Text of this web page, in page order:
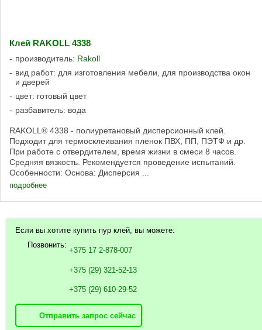
Клей RAKOLL 4338
производитель: Rakoll
вид работ: для изготовления мебели, для производства окон
и дверей
цвет: готовый цвет
разбавитель: вода
RAKOLL® 4338 - полиуретановый дисперсионный клей.
Подходит для термосклеивания пленок ПВХ, ПП, ПЭТФ и др.
При работе с отвердителем, время жизни в смеси 8 часов.
Средняя вязкость. Рекомендуется проведение испытаний.
Особенности: Основа: Дисперсия ...
подробнее
Если вы хотите купить пур клей, вы можете:
Позвонить:
+375 17 2-878-007
+375 (29) 321-52-13
+375 (29) 610-29-52
Отправить запрос сейчас